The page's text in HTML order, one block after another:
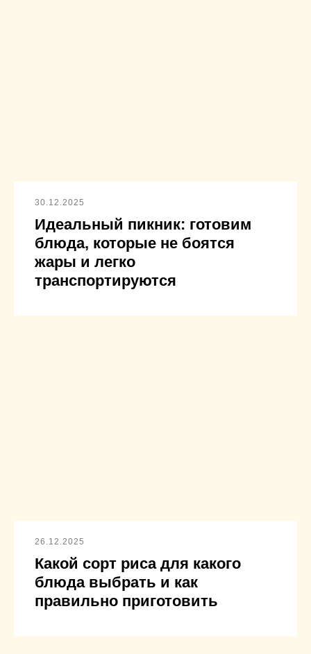
30.12.2025
Идеальный пикник: готовим
блюда, которые не боятся
жары и легко
транспортируются
26.12.2025
Какой сорт риса для какого
блюда выбрать и как
правильно приготовить